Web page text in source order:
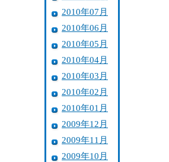
2010年07月
2010年06月
2010年05月
2010年04月
2010年03月
2010年02月
2010年01月
2009年12月
2009年11月
2009年10月